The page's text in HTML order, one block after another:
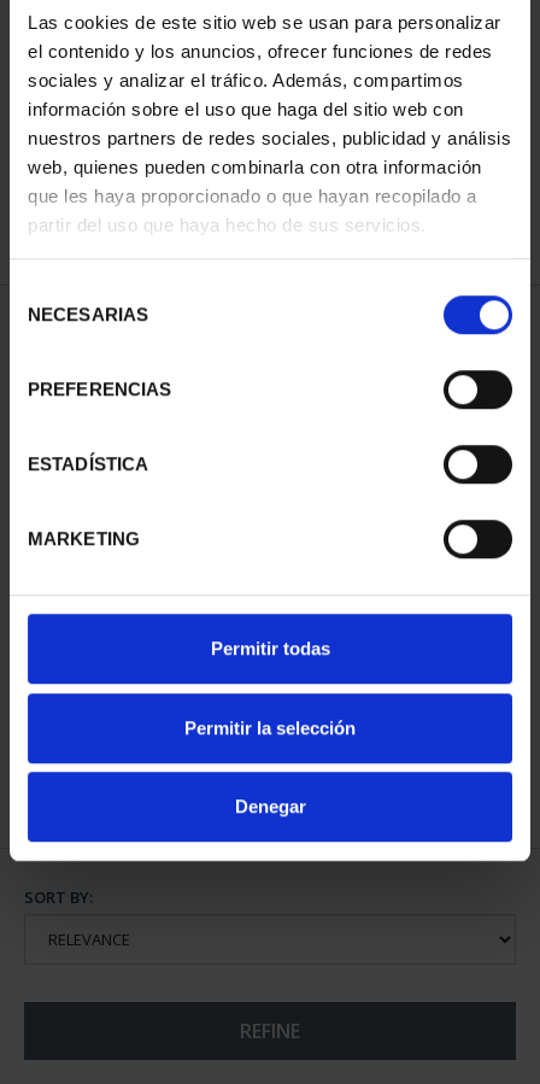
Las cookies de este sitio web se usan para personalizar
el contenido y los anuncios, ofrecer funciones de redes
sociales y analizar el tráfico. Además, compartimos
información sobre el uso que haga del sitio web con
nuestros partners de redes sociales, publicidad y análisis
web, quienes pueden combinarla con otra información
que les haya proporcionado o que hayan recopilado a
partir del uso que haya hecho de sus servicios.
NECESARIAS
PREFERENCIAS
ESTADÍSTICA
MARKETING
Permitir todas
Permitir la selección
Denegar
SORT BY:
REFINE
2 Products found
13TH IBEROAMERICAN
€73.00 €595.00
SORT BY:
REFINE